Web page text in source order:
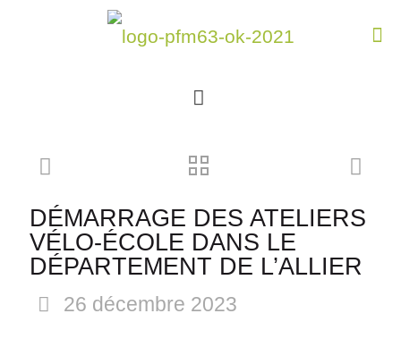
DÉMARRAGE DES ATELIERS
VÉLO-ÉCOLE DANS LE
DÉPARTEMENT DE L’ALLIER
26 décembre 2023